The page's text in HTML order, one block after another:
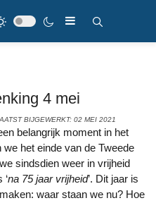
4 mei
BIJGEWERKT: 02 MEI 2021
we het einde van de Tweede
sindsdien weer in vrijheid
‘na 75 jaar vrijheid’. Dit jaar is
waar staan we nu? Hoe